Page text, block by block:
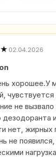
02.04.2026
хорошее.У
не
нет, жирных
не